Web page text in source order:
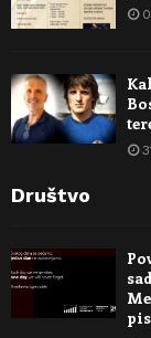
Društvo